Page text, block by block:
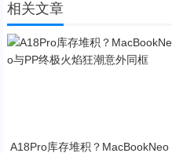
相关文章
A18Pro库存堆积？MacBookNeo